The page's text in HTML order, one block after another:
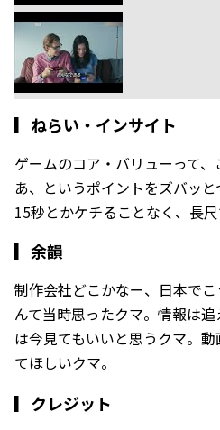
▎ ねらい・インサイト
ゲームのコア・バリューって
あ、というポイントをズバッと
15秒とかケチることなく、長
▎ 余韻
制作会社どこかなー、日本で
んて当時思ったクマ。情報は
は今見てもいいと思うクマ。
てほしいクマ。
▎クレジット